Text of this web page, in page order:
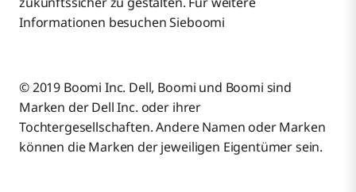
Informationen besuchen Sieboomi
© 2019 Boomi Inc. Dell, Boomi und Boomi sind
Marken der Dell Inc. oder ihrer
Tochtergesellschaften. Andere Namen oder Marken
können die Marken der jeweiligen Eigentümer sein.